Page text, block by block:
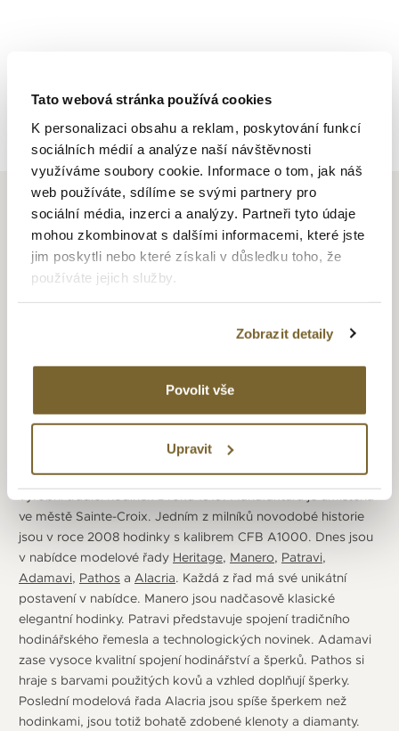
Tato webová stránka používá cookies
K personalizaci obsahu a reklam, poskytování funkcí
sociálních médií a analýze naší návštěvnosti
využíváme soubory cookie. Informace o tom, jak náš
web používáte, sdílíme se svými partnery pro
sociální média, inzerci a analýzy. Partneři tyto údaje
mohou zkombinovat s dalšími informacemi, které jste
jim poskytli nebo které získali v důsledku toho, že
používáte jejich služby.
Zobrazit detaily
Povolit vše
Upravit
CARL F. BUCHERER
založil zlatnictví a hodinářství Bucherer ve švýcarském
1919 vydává první dámské hodinky ve stylu Art Deco a dále
se zabýval výrobou různých typů hodinek a sportovních
kdy bylo rozhodnuto výrobu hodinek odloučit do
samostatné firmy Carl F. Bucherer, která převzala veškerou
výrobní tradici hodinek z roku 1919. Manufaktura je umístěna
ve městě Sainte-Croix. Jedním z milníků novodobé historie
jsou v roce 2008 hodinky s kalibrem CFB A1000. Dnes jsou
v nabídce modelové řady Heritage, Manero, Patravi,
Adamavi, Pathos a Alacria. Každá z řad má své unikátní
postavení v nabídce. Manero jsou nadčasově klasické
elegantní hodinky. Patravi představuje spojení tradičního
hodinářského řemesla a technologických novinek. Adamavi
zase vysoce kvalitní spojení hodinářství a šperků. Pathos si
hraje s barvami použitých kovů a vzhled doplňují šperky.
Poslední modelová řada Alacria jsou spíše šperkem než
hodinkami, jsou totiž bohatě zdobené klenoty a diamanty.